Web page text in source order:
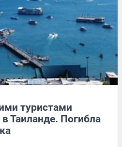
туристами
Таиланде. Погибла